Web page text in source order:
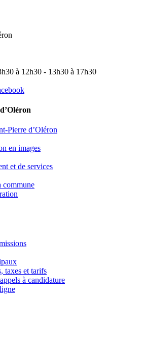
à 12h30 - 13h30 à 17h30
Pierre d’Oléron
en images
et de services
commune
taxes et tarifs
à candidature